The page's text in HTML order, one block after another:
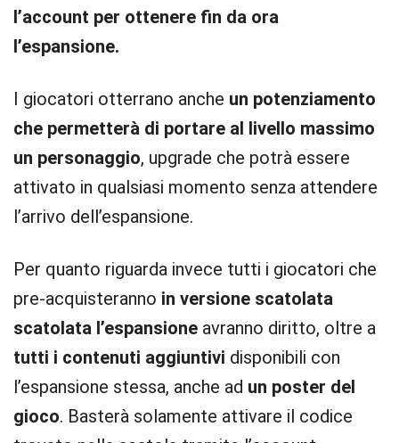
l’account per ottenere fin da ora
l’espansione.
I giocatori otterrano anche un potenziamento
che permetterà di portare al livello massimo
un personaggio, upgrade che potrà essere
attivato in qualsiasi momento senza attendere
l’arrivo dell’espansione.
Per quanto riguarda invece tutti i giocatori che
pre-acquisteranno in versione scatolata
scatolata l’espansione avranno diritto, oltre a
tutti i contenuti aggiuntivi disponibili con
l’espansione stessa, anche ad un poster del
gioco. Basterà solamente attivare il codice